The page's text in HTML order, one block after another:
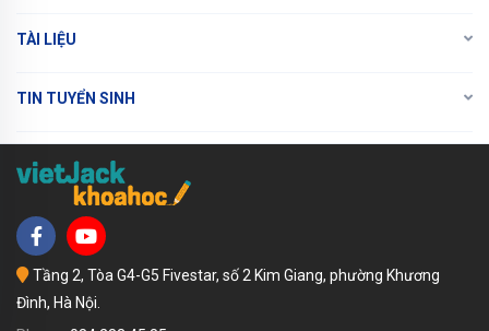
TÀI LIỆU
TIN TUYỂN SINH
Tầng 2, Tòa G4-G5 Fivestar, số 2 Kim Giang, phường Khương
Đình, Hà Nội.